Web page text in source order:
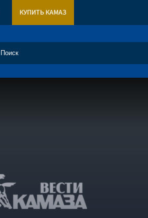
КУПИТЬ КАМАЗ